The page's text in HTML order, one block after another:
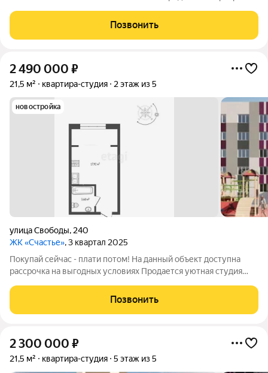
идеально подходит для комфортной жизни или выгодного
инвестирования. Квартира уже оснащена
Позвонить
2 490 000 ₽
21,5 м² квартира-студия 2 этаж из 5
новостройка
улица Свободы, 240
ЖК «Счастье», 3 квартал 2025
Покупай сейчас - плати потом! На данный объект доступна
рассрочка на выгодных условиях Продается уютная студия
уникальное предложение для тех, кто мечтает о
комфортабельном жилье в новом строящемся
Позвонить
2 300 000 ₽
21,5 м² квартира-студия 5 этаж из 5